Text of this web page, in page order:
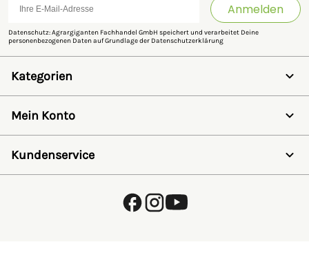
Anmelden
Datenschutz: Agrargiganten Fachhandel GmbH speichert und verarbeitet Deine
personenbezogenen Daten auf Grundlage der Datenschutzerklärung
Kategorien
Schermaschinen
Futter- & Tränkesysteme
Haus, Hof & Stall
SALE
Mein Konto
Registrieren
Wunschzettel
Passwort vergessen
Kundenservice
Kostenlose Fachberatung